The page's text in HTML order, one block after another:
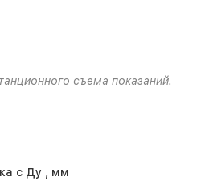
съема показаний.
с Ду , мм